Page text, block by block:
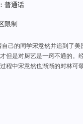
普通话
限制
己的同学宋意然并追到了
但是对厨艺是一窍不通的
程中宋意然也渐渐的对林